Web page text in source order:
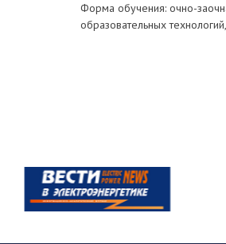
Форма обучения: очно-
образовательных